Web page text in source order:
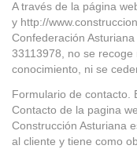
A través de la página
y http://
Confederación
33113978, no se
conocimiento, ni se
Formulario de contacto.
Contacto de la pagina
Construcción Asturiana
al cliente y tiene como